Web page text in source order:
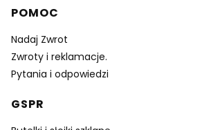
Linki w stopce
POMOC
Nadaj Zwrot
Zwroty i reklamacje.
Pytania i odpowiedzi
GSPR